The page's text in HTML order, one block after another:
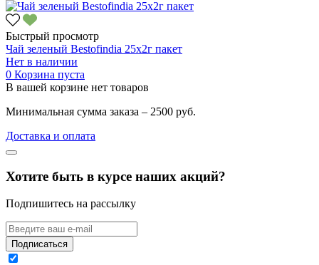
Быстрый просмотр
Чай зеленый Bestofindia 25х2г пакет
Нет в наличии
0 Корзина пуста
В вашей корзине нет товаров
Минимальная сумма заказа – 2500 руб.
Доставка и оплата
Хотите быть в курсе наших акций?
Подпишитесь на рассылку
Подписаться